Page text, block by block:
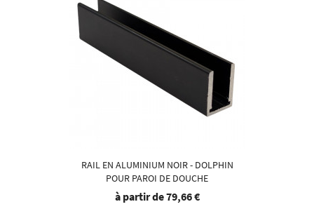
RAIL EN ALUMINIUM NOIR - DOLPHIN
POUR PAROI DE DOUCHE
à partir de79,66 €